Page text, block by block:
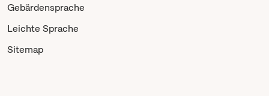
Gebärdensprache
Leichte Sprache
Sitemap